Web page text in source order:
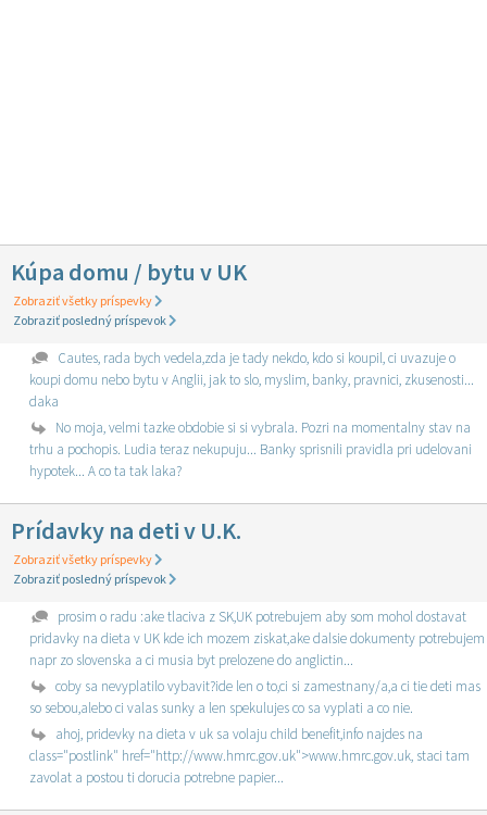
Kúpa domu / bytu v UK
Zobraziť všetky príspevky
Zobraziť posledný príspevok
Cautes, rada bych vedela,zda je tady nekdo, kdo si koupil, ci uvazuje o
koupi domu nebo bytu v Anglii, jak to slo, myslim, banky, pravnici, zkusenosti...
daka
No moja, velmi tazke obdobie si si vybrala. Pozri na momentalny stav na
trhu a pochopis. Ludia teraz nekupuju... Banky sprisnili pravidla pri udelovani
hypotek... A co ta tak laka?
Prídavky na deti v U.K.
Zobraziť všetky príspevky
Zobraziť posledný príspevok
prosim o radu :ake tlaciva z SK,UK potrebujem aby som mohol dostavat
pridavky na dieta v UK kde ich mozem ziskat,ake dalsie dokumenty potrebujem
napr zo slovenska a ci musia byt prelozene do anglictin...
coby sa nevyplatilo vybavit?ide len o to,ci si zamestnany/a,a ci tie deti mas
so sebou,alebo ci valas sunky a len spekulujes co sa vyplati a co nie.
ahoj, pridevky na dieta v uk sa volaju child benefit,info najdes na
class="postlink" href="http://www.hmrc.gov.uk">www.hmrc.gov.uk, staci tam
zavolat a postou ti dorucia potrebne papier...